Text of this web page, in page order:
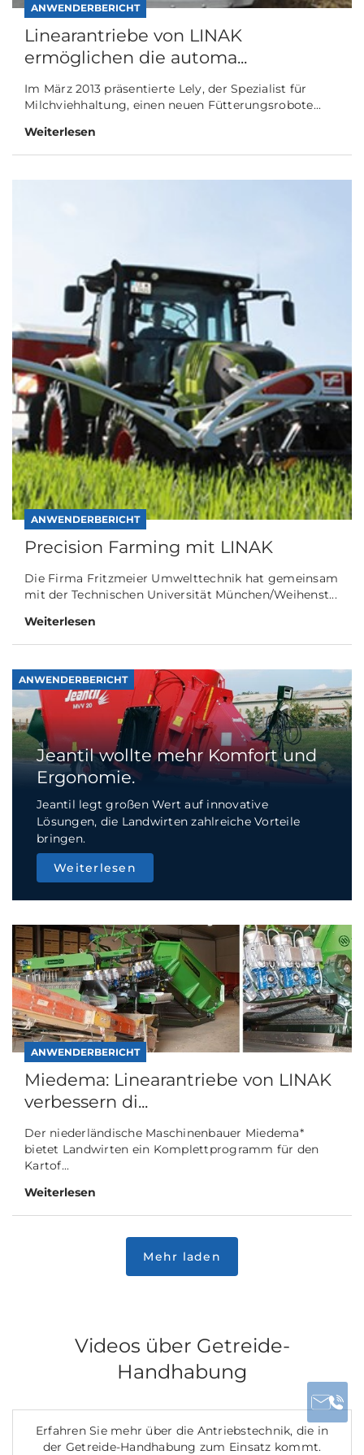
ANWENDERBERICHT
Linearantriebe von LINAK
ermöglichen die automa...
Im März 2013 präsentierte Lely, der Spezialist für
Milchviehhaltung, einen neuen Fütterungsrobote...
Weiterlesen
ANWENDERBERICHT
Precision Farming mit LINAK
Die Firma Fritzmeier Umwelttechnik hat gemeinsam
mit der Technischen Universität München/Weihenst...
Weiterlesen
ANWENDERBERICHT
Jeantil wollte mehr Komfort und
Ergonomie.
Jeantil legt großen Wert auf innovative
Lösungen, die Landwirten zahlreiche Vorteile
bringen.
Weiterlesen
ANWENDERBERICHT
Miedema: Linearantriebe von LINAK
verbessern di...
Der niederländische Maschinenbauer Miedema*
bietet Landwirten ein Komplettprogramm für den
Kartof...
Weiterlesen
Videos über Getreide-
Handhabung
Erfahren Sie mehr über die Antriebstechnik, die in
der Getreide-Handhabung zum Einsatz kommt.